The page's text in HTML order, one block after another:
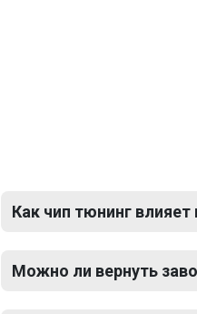
Как чип тюнинг влияет
Можно ли вернуть